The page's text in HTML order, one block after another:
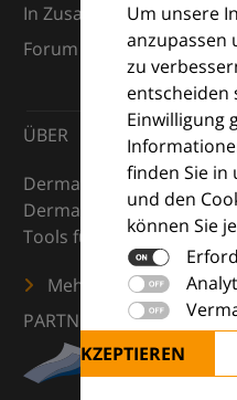
Um unsere
anzupassen
zu
entscheiden
Einwilligung
finden Sie
und den
können Sie
ALLE AKZEPTIEREN
In Zusammenarbeit mit
Forum (EDF) und
ÜBER
DermaCompass ist Ihr
Dermatologie – mit
Tools für den klinischen
Mehr erfahren
PARTNER